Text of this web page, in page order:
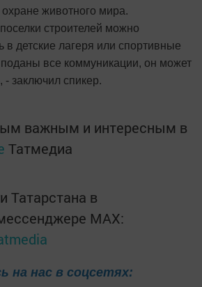
животного мира.
строителей можно
детские лагеря или спортивные
все коммуникации, он может
- заключил спикер.
важным и интересным в
Татмедиа
Татарстана в
MАХ:
на нас в соцсетях: